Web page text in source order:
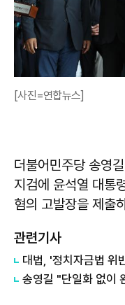
[사진=연합뉴스]
더불어민주당 송영
지검에 윤석열 대통
혐의 고발장을 제출
관련기사
대법, '정치자금법 위
송영길 "단일화 없이